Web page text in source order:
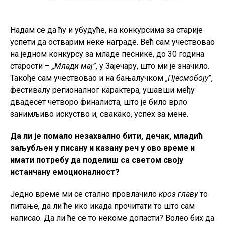
Надам се да ћу и убудуће, на конкурсима за старије
успети да остварим неке награде. Већ сам учествовао
на једном конкурсу за младе песнике, до 30 година
старости – „Млади мај”, у Зајечару, што ми је значило.
Такође сам учествовао и на бањалучком „Пјесмобоју”,
фестивалу регионалног карактера, ушавши међу
двадесет четворо финалиста, што је било врло
занимљиво искуство и, свакако, успех за мене.
Да ли је помало незахвално бити, дечак, младић
заљубљен у писану и казану реч у ово време и
имати потребу да поделиш са светом своју
истанчану емоционалност?
Једно време ми се стално провлачило кроз главуто
питање, да ли ће ико икада прочитати то што сам
написао. Да ли ће се то некоме допасти? Волео бих да